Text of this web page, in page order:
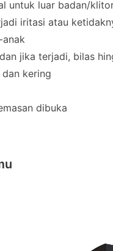
untuk luar badan/
iritasi atau
anak
jika terjadi, bilas
kering
dibuka